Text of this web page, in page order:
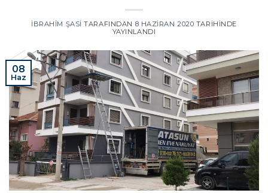
İBRAHIM ŞASI TARAFINDAN 8 HAZIRAN 2020 TARIHINDE
YAYINLANDI
08
Haz